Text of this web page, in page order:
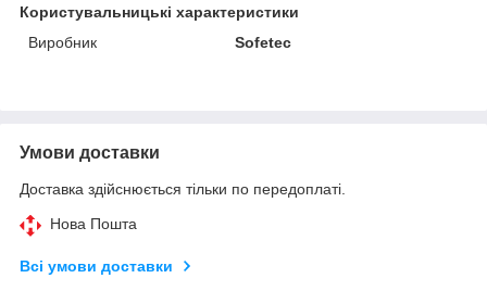
Користувальницькі характеристики
Виробник
Sofetec
Умови доставки
Доставка здійснюється тільки по передоплаті.
Нова Пошта
Всі умови доставки